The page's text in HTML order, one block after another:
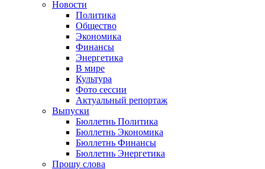
Новости
Политика
Общество
Экономика
Финансы
Энергетика
В мире
Культура
Фото сессии
Актуальный репортаж
Выпуски
Бюллетнь Политика
Бюллетнь Экономика
Бюллетнь Финансы
Бюллетнь Энергетика
Прошу слова